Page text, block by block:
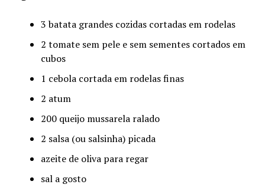
3 batata grandes cozidas cortadas em rodelas
2 tomate sem pele e sem sementes cortados em
cubos
1 cebola cortada em rodelas finas
2 atum
200 queijo mussarela ralado
2 salsa (ou salsinha) picada
azeite de oliva para regar
sal a gosto